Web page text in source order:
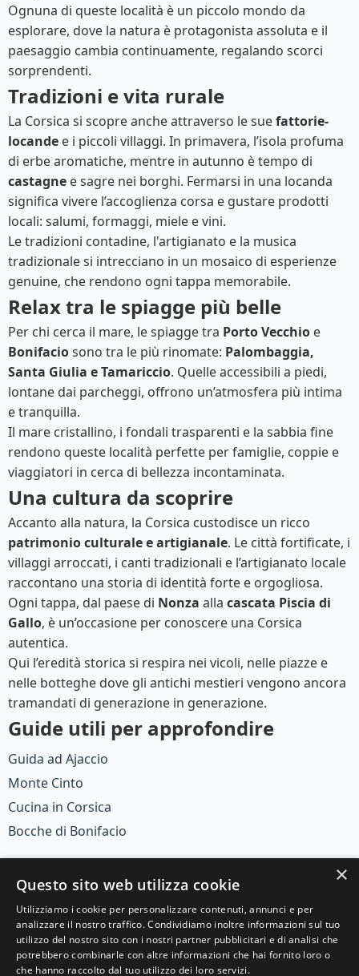
Ognuna di queste località è un piccolo mondo da
esplorare, dove la natura è protagonista assoluta e il
paesaggio cambia continuamente, regalando scorci
sorprendenti.
Tradizioni e vita rurale
La Corsica si scopre anche attraverso le suefattorie-
locande e i piccoli villaggi. In primavera, l’isola profuma
di erbe aromatiche, mentre in autunno è tempo di
castagne e sagre nei borghi. Fermarsi in una locanda
significa vivere l’accoglienza corsa e gustare prodotti
locali: salumi, formaggi, miele e vini.
Le tradizioni contadine, l'artigianato e la musica
tradizionale si intrecciano in un mosaico di esperienze
genuine, che rendono ogni tappa memorabile.
Relax tra le spiagge più belle
Per chi cerca il mare, le spiagge tra Porto Vecchio e
Bonifaciosono tra le più rinomate: Palombaggia,
Santa Giulia e Tamariccio. Quelle accessibili a piedi,
lontane dai parcheggi, offrono un’atmosfera più intima
e tranquilla.
Il mare cristallino, i fondali trasparenti e la sabbia fine
rendono queste località perfette per famiglie, coppie e
viaggiatori in cerca di bellezza incontaminata.
Una cultura da scoprire
Accanto alla natura, la Corsica custodisce un ricco
patrimonio culturale e artigianale. Le città fortificate, i
villaggi arroccati, i canti tradizionali e l’artigianato locale
raccontano una storia di identità forte e orgogliosa.
Ogni tappa, dal paese di Nonza alla cascata Piscia di
Gallo, è un’occasione per conoscere una Corsica
autentica.
Qui l’eredità storica si respira nei vicoli, nelle piazze e
nelle botteghe dove gli antichi mestieri vengono ancora
tramandati di generazione in generazione.
Guide utili per approfondire
Guida ad Ajaccio
Monte Cinto
Cucina in Corsica
Bocche di Bonifacio
© 2025 Viaggi e Racconti. Tutti i diritti riservati.
Scopri il mondo con le nostre guide di viaggio
×
Questo sito web utilizza cookie
Utilizziamo i cookie per personalizzare contenuti, annunci e per
analizzare il nostro traffico. Condividiamo inoltre informazioni sul tuo
utilizzo del nostro sito con i nostri partner pubblicitari e di analisi che
potrebbero combinarle con altre informazioni che hai fornito loro o
che hanno raccolto dal tuo utilizzo dei loro servizi.